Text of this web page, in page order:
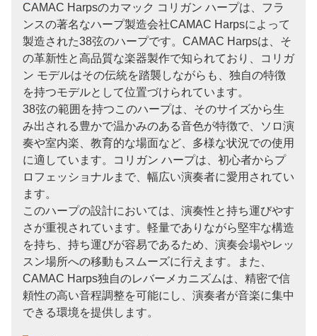
CAMAC Harpsのカマック コリガン ハープは、フラ
ンスの著名なハープ製造会社CAMAC Harpsによって
製造された38弦のハープです。CAMAC Harpsは、そ
の革新性と高品質な楽器製作で知られており、コリガ
ン モデルはその伝統を踏襲しながらも、独自の特徴
を持つモデルとして位置づけられています。
38弦の範囲を持つこのハープは、そのサイズから生
み出される豊かで温かみのある音色が特徴で、ソロ演
奏や室内楽、教育的な場面など、多様な状況での使用
に適しています。コリガン ハープは、初心者からプ
ロフェッショナルまで、幅広い演奏者に愛用されてい
ます。
このハープの設計においては、演奏性と持ち運びやす
さが重視されています。軽量でありながら堅牢な構造
を持ち、持ち運びが容易であるため、演奏会場やレッ
スン場所への移動もスムーズに行えます。また、
CAMAC Harps独自のレバーメカニズムは、精密で信
頼性の高い音程調整を可能にし、演奏者が音楽に集中
できる環境を提供します。